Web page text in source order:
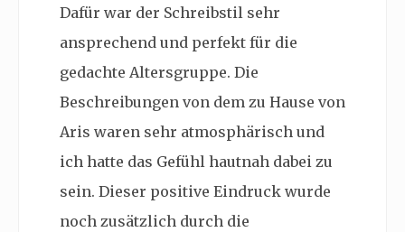
Dafür war der Schreibstil sehr
ansprechend und perfekt für die
gedachte Altersgruppe. Die
Beschreibungen von dem zu Hause von
Aris waren sehr atmosphärisch und
ich hatte das Gefühl hautnah dabei zu
sein. Dieser positive Eindruck wurde
noch zusätzlich durch die